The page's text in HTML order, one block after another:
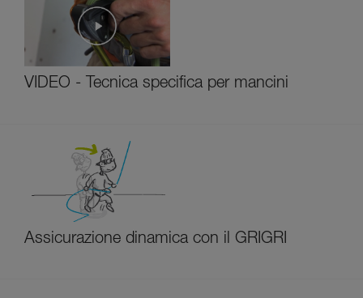
VIDEO - Tecnica specifica per mancini
Assicurazione dinamica con il GRIGRI